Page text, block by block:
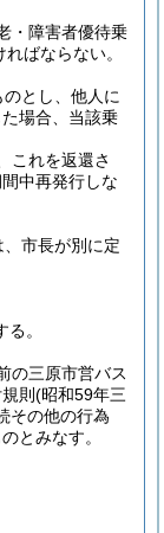
・障害者優待乗
ばならない。
とし、他人に
場合、当該乗
これを返還さ
中再発行しな
市長が別に定
。
の三原市営バス
則 (昭和59年三
その他の行為
とみなす。